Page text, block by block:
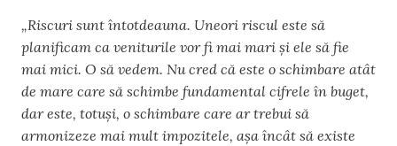
„Riscuri sunt întotdeauna. Uneori riscul este să
planificam ca veniturile vor fi mai mari și ele să fie
mai mici. O să vedem. Nu cred că este o schimbare atât
de mare care să schimbe fundamental cifrele în buget,
dar este, totuși, o schimbare care ar trebui să
armonizeze mai mult impozitele, așa încât să existe